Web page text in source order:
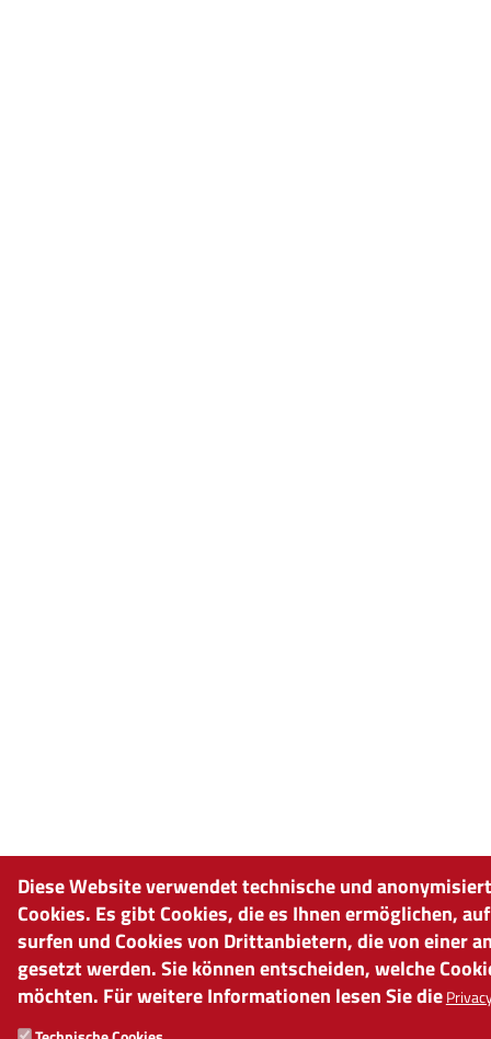
Diese Website verwendet technische und
Cookies. Es gibt Cookies, die es Ihnen ermöglichen,
surfen und Cookies von Drittanbietern, die von einer
gesetzt werden. Sie können entscheiden, welche
möchten. Für weitere Informationen lesen Sie die